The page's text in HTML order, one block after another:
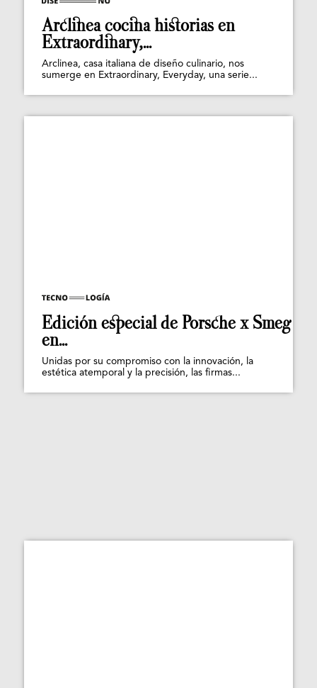
Arclinea cocina historias en
Extraordinary,...
Arclinea, casa italiana de diseño culinario, nos
sumerge en Extraordinary, Everyday, una serie...
Edición especial de Porsche x Smeg
en...
Unidas por su compromiso con la innovación, la
estética atemporal y la precisión, las firmas...